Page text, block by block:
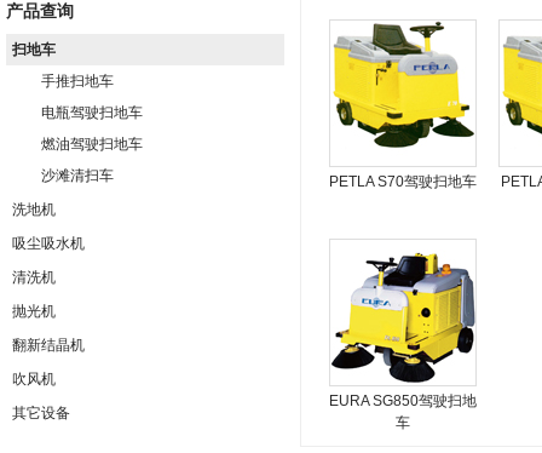
产品查询
扫地车
手推扫地车
电瓶驾驶扫地车
燃油驾驶扫地车
沙滩清扫车
洗地机
吸尘吸水机
清洗机
抛光机
翻新结晶机
吹风机
其它设备
PETLA S70驾驶扫地车
EURA SG850驾驶扫地
车